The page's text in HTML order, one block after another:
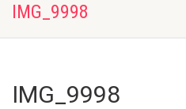
IMG_9998
IMG_9998